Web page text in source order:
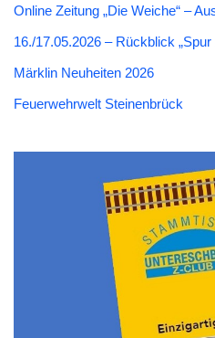
Online Zeitung „Die Weiche“ –
16./17.05.2026 – Rückblick
Märklin Neuheiten 2026
Feuerwehrwelt Steinenbrück